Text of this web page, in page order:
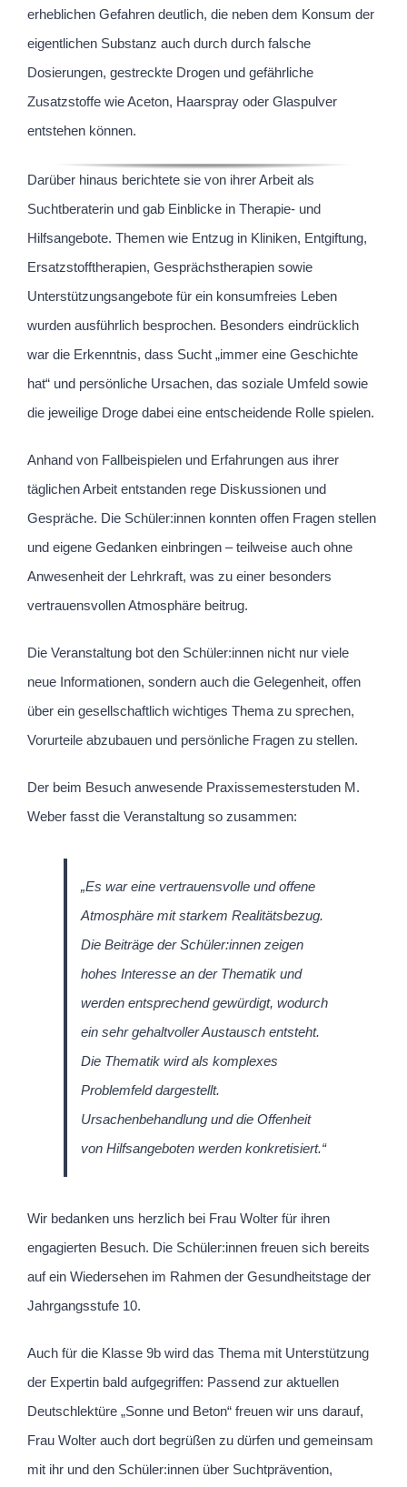
erheblichen Gefahren deutlich, die neben dem Konsum der
eigentlichen Substanz auch durch durch falsche
Dosierungen, gestreckte Drogen und gefährliche
Zusatzstoffe wie Aceton, Haarspray oder Glaspulver
entstehen können.
Darüber hinaus berichtete sie von ihrer Arbeit als
Suchtberaterin und gab Einblicke in Therapie- und
Hilfsangebote. Themen wie Entzug in Kliniken, Entgiftung,
Ersatzstofftherapien, Gesprächstherapien sowie
Unterstützungsangebote für ein konsumfreies Leben
wurden ausführlich besprochen. Besonders eindrücklich
war die Erkenntnis, dass Sucht „immer eine Geschichte
hat“ und persönliche Ursachen, das soziale Umfeld sowie
die jeweilige Droge dabei eine entscheidende Rolle spielen.
Anhand von Fallbeispielen und Erfahrungen aus ihrer
täglichen Arbeit entstanden rege Diskussionen und
Gespräche. Die Schüler:innen konnten offen Fragen stellen
und eigene Gedanken einbringen – teilweise auch ohne
Anwesenheit der Lehrkraft, was zu einer besonders
vertrauensvollen Atmosphäre beitrug.
Die Veranstaltung bot den Schüler:innen nicht nur viele
neue Informationen, sondern auch die Gelegenheit, offen
über ein gesellschaftlich wichtiges Thema zu sprechen,
Vorurteile abzubauen und persönliche Fragen zu stellen.
Der beim Besuch anwesende Praxissemesterstuden M.
Weber fasst die Veranstaltung so zusammen:
„Es war eine vertrauensvolle und offene
Atmosphäre mit starkem Realitätsbezug.
Die Beiträge der Schüler:innen zeigen
hohes Interesse an der Thematik und
werden entsprechend gewürdigt, wodurch
ein sehr gehaltvoller Austausch entsteht.
Die Thematik wird als komplexes
Problemfeld dargestellt.
Ursachenbehandlung und die Offenheit
von Hilfsangeboten werden konkretisiert.“
Wir bedanken uns herzlich bei Frau Wolter für ihren
engagierten Besuch. Die Schüler:innen freuen sich bereits
auf ein Wiedersehen im Rahmen der Gesundheitstage der
Jahrgangsstufe 10.
Auch für die Klasse 9b wird das Thema mit Unterstützung
der Expertin bald aufgegriffen: Passend zur aktuellen
Deutschlektüre „Sonne und Beton“ freuen wir uns darauf,
Frau Wolter auch dort begrüßen zu dürfen und gemeinsam
mit ihr und den Schüler:innen über Suchtprävention,